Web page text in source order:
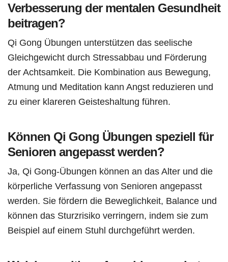
Verbesserung der mentalen Gesundheit
beitragen?
Qi Gong Übungen unterstützen das seelische
Gleichgewicht durch Stressabbau und Förderung
der Achtsamkeit. Die Kombination aus Bewegung,
Atmung und Meditation kann Angst reduzieren und
zu einer klareren Geisteshaltung führen.
Können Qi Gong Übungen speziell für
Senioren angepasst werden?
Ja, Qi Gong-Übungen können an das Alter und die
körperliche Verfassung von Senioren angepasst
werden. Sie fördern die Beweglichkeit, Balance und
können das Sturzrisiko verringern, indem sie zum
Beispiel auf einem Stuhl durchgeführt werden.